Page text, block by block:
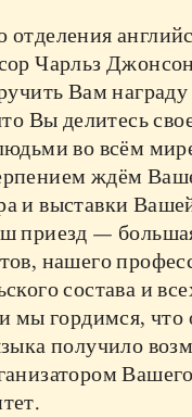
Чарльз
Вам
Вы делитесь
во всём
ждём
и выставки
приезд —
нашего
состава и
мы гордимся, что
получило